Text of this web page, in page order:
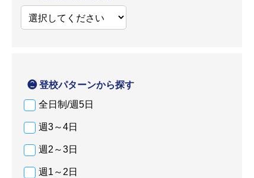
❷ 登校パターンから探す
全日制/週5日
週3～4日
週2～3日
週1～2日